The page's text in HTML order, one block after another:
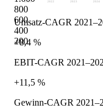
800
600
400
200
2021 2022 2023 2024
Umsatz-CAGR
+8,4 %
EBIT-CAGR
+11,5 %
Gewinn-CAGR